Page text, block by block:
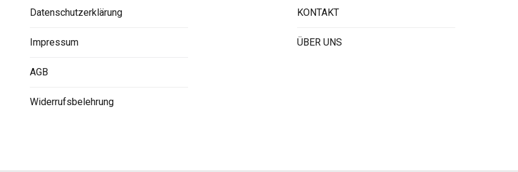
Datenschutzerklärung
Impressum
AGB
Widerrufsbelehrung
KONTAKT
ÜBER UNS